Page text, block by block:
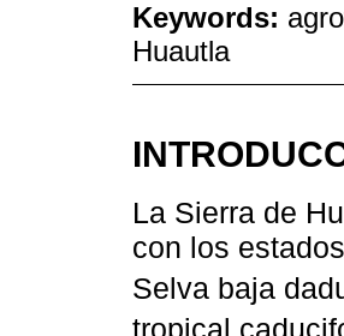
Keywords:
Huautla
La Sierra de
con los
Selva baja
tropical